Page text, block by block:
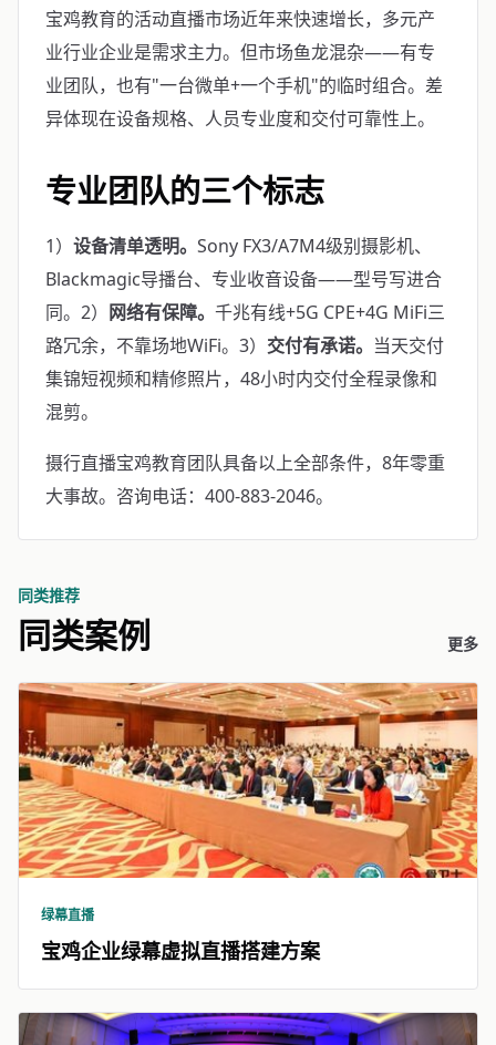
宝鸡教育的活动直播市场近年来快速增长，多元产
业行业企业是需求主力。但市场鱼龙混杂——有专
业团队，也有"一台微单+一个手机"的临时组合。差
异体现在设备规格、人员专业度和交付可靠性上。
专业团队的三个标志
1） 设备清单透明。 Sony FX3/A7M4级别摄影机、
Blackmagic导播台、专业收音设备——型号写进合
同。2） 网络有保障。 千兆有线+5G CPE+4G MiFi三
路冗余，不靠场地WiFi。3） 交付有承诺。 当天交付
集锦短视频和精修照片，48小时内交付全程录像和
混剪。
摄行直播宝鸡教育团队具备以上全部条件，8年零重
大事故。咨询电话：400-883-2046。
同类推荐
同类案例 更多
绿幕直播
宝鸡企业绿幕虚拟直播搭建方案